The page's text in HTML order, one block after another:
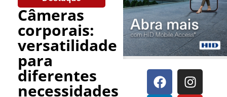
Câmeras
corporais:
versatilidade
para
diferentes
necessidades